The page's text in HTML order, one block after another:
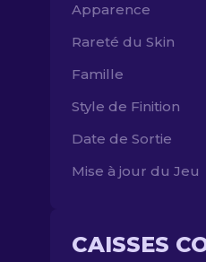
Apparence
Rareté du Skin
Famille
Style de Finition
Date de Sortie
Mise à jour du Jeu
CAISSES